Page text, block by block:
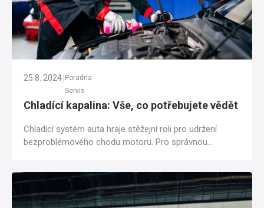
25.8. 2024 Poradna
Servis
Chladící kapalina: Vše, co potřebujete vědět
Chladící systém auta hraje stěžejní roli pro udržení
bezproblémového chodu motoru. Pro správnou